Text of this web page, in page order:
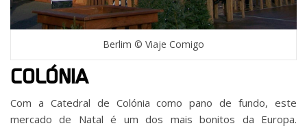
Berlim © Viaje Comigo
COLÓNIA
Com a Catedral de Colónia como pano de fundo, este
mercado de Natal é um dos mais bonitos da Europa.